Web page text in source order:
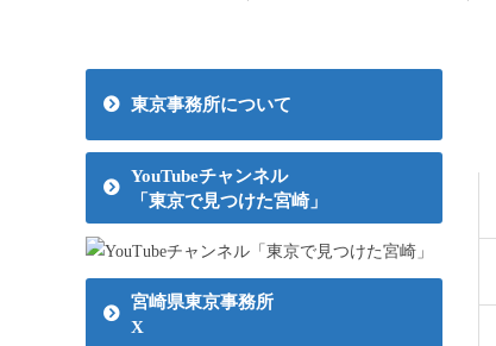
東京事務所について
YouTubeチャンネル
「東京で見つけた宮崎」
宮崎県東京事務所
X